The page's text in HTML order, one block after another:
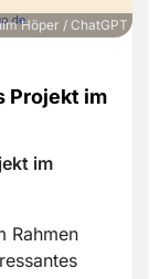
Höper / ChatGPT
Projekt im
im
Rahmen